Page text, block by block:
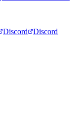
Discord Discord